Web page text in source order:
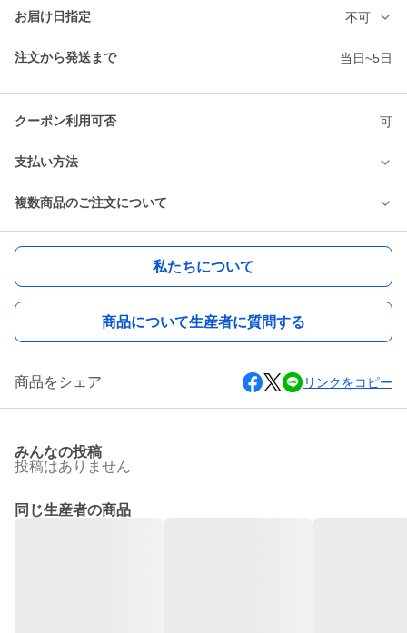
お届け日指定 不可
注文から発送まで 当日~5日
クーポン利用可否 可
支払い方法
複数商品のご注文について
私たちについて
商品について生産者に質問する
商品をシェア リンクをコピー
みんなの投稿
投稿はありません
同じ生産者の商品